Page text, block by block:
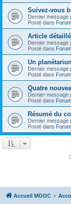
Suivez-vous
Dernier message
Posté dans Forum
Article
Dernier message
Posté dans Forum
Un
Dernier message
Posté dans Forum
Quatre
Dernier message
Posté dans Forum
Résumé du
Dernier message
Posté dans Forum
Accueil MOOC